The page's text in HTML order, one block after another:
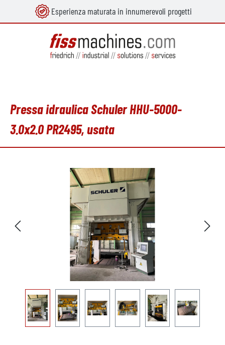
principale Esperienza maturata in innumerevoli progetti
Pressa idraulica Schuler HHU-5000-
3.0x2.0 PR2495, usata
Salta la galleria di immagini